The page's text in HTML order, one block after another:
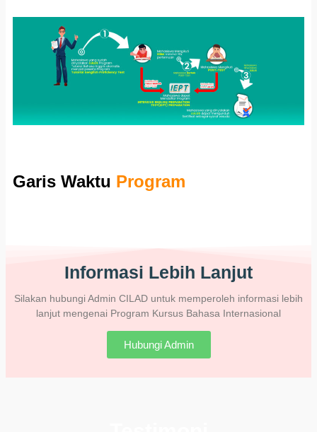
Garis Waktu Program
Informasi Lebih Lanjut
Silakan hubungi Admin CILAD untuk memperoleh informasi lebih
lanjut mengenai Program Kursus Bahasa Internasional
Hubungi Admin